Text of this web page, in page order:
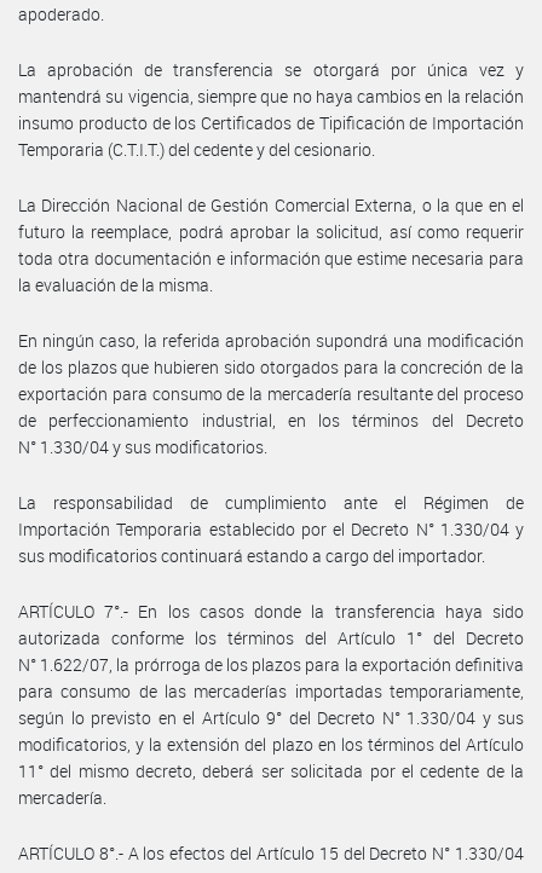
apoderado.
La aprobación de transferencia se otorgará por única vez y
mantendrá su vigencia, siempre que no haya cambios en la relación
insumo producto de los Certificados de Tipificación de Importación
Temporaria (C.T.I.T.) del cedente y del cesionario.
La Dirección Nacional de Gestión Comercial Externa, o la que en el
futuro la reemplace, podrá aprobar la solicitud, así como requerir
toda otra documentación e información que estime necesaria para
la evaluación de la misma.
En ningún caso, la referida aprobación supondrá una modificación
de los plazos que hubieren sido otorgados para la concreción de la
exportación para consumo de la mercadería resultante del proceso
de perfeccionamiento industrial, en los términos del Decreto
N° 1.330/04 y sus modificatorios.
La responsabilidad de cumplimiento ante el Régimen de
Importación Temporaria establecido por el Decreto N° 1.330/04 y
sus modificatorios continuará estando a cargo del importador.
ARTÍCULO 7°.- En los casos donde la transferencia haya sido
autorizada conforme los términos del Artículo 1° del Decreto
N° 1.622/07, la prórroga de los plazos para la exportación definitiva
para consumo de las mercaderías importadas temporariamente,
según lo previsto en el Artículo 9° del Decreto N° 1.330/04 y sus
modificatorios, y la extensión del plazo en los términos del Artículo
11° del mismo decreto, deberá ser solicitada por el cedente de la
mercadería.
ARTÍCULO 8°.- A los efectos del Artículo 15 del Decreto N° 1.330/04